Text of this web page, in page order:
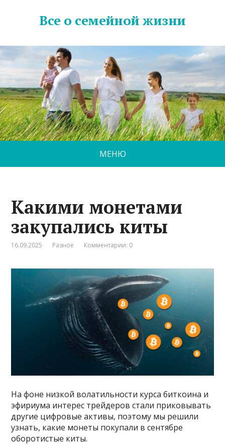
Все о семейной жизни
МЕНЮ
Какими монетами
закупались киты
16.09.2025 Разное Комментарии: 0
На фоне низкой волатильности курса биткоина и
эфириума интерес трейдеров стали приковывать
другие цифровые активы, поэтому мы решили
узнать, какие монеты покупали в сентябре
оборотистые киты.